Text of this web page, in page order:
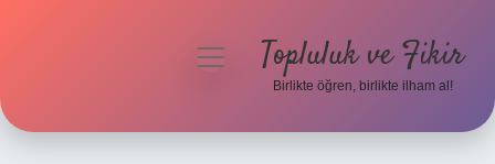
menüyüTopluluk ve Fikir
Birlikte öğren, birlikte ilham al!